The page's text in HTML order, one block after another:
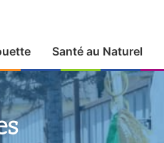
Santé au Naturel